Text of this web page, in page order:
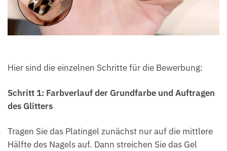
Hier sind die einzelnen Schritte für die Bewerbung:
Schritt 1: Farbverlauf der Grundfarbe und Auftragen
des Glitters
Tragen Sie das Platingel zunächst nur auf die mittlere
Hälfte des Nagels auf. Dann streichen Sie das Gel